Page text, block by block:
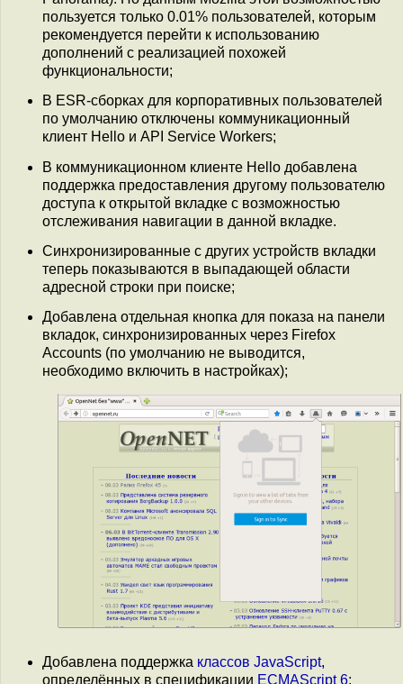
пользуется только 0.01% пользователей, которым
рекомендуется перейти к использованию
дополнений с реализацией похожей
функциональности;
В ESR-сборках для корпоративных пользователей
по умолчанию отключены коммуникационный
клиент Hello и API Service Workers;
В коммуникационном клиенте Hello добавлена
поддержка предоставления другому пользователю
доступа к открытой вкладке с возможностью
отслеживания навигации в данной вкладке.
Синхронизированные с других устройств вкладки
теперь показываются в выпадающей области
адресной строки при поиске;
Добавлена отдельная кнопка для показа на панели
вкладок, синхронизированных через Firefox
Accounts (по умолчанию не выводится,
необходимо включить в настройках);
Добавлена поддержка классов JavaScript,
определённых в спецификации ECMAScript 6;